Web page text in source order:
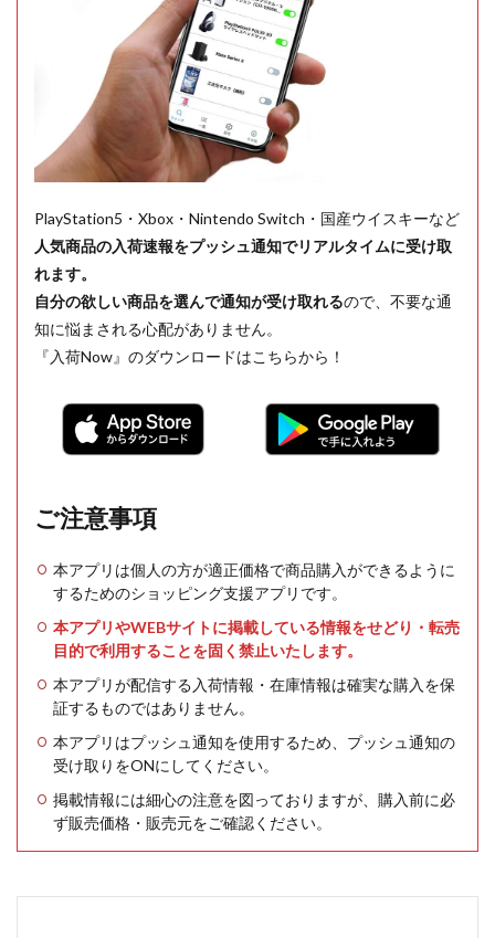
PlayStation5・Xbox・Nintendo Switch・国産ウイスキーなど
人気商品の入荷速報をプッシュ通知でリアルタイムに受け取
れます。
自分の欲しい商品を選んで通知が受け取れるので、不要な通
知に悩まされる心配がありません。
『入荷Now』のダウンロードはこちらから！
ご注意事項
本アプリは個人の方が適正価格で商品購入ができるように
するためのショッピング支援アプリです。
本アプリやWEBサイトに掲載している情報をせどり・転売
目的で利用することを固く禁止いたします。
本アプリが配信する入荷情報・在庫情報は確実な購入を保
証するものではありません。
本アプリはプッシュ通知を使用するため、プッシュ通知の
受け取りをONにしてください。
掲載情報には細心の注意を図っておりますが、購入前に必
ず販売価格・販売元をご確認ください。